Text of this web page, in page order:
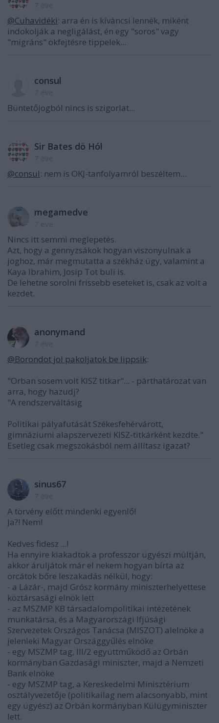
@Cuhavidéki: arra én is kíváncsi lennék, miként
indokolják a negligálást, én egy "soros" vagy
"migráns" okfejtésre tippelek...
consul
Büntetőjogból nincs is szigorlat...
Sir Bates dö Hól
@consul: nem is OKJ-tanfolyamról beszéltem...
megamedve
Nincs itt semmi meglepetés.
Azt, hogy a gennyzsákok hogyan viszonyulnak a
joghoz, már megmutatta a székház ügy, valamint a
Kaya Ibrahim, Josip Tot buli is.
De lehetne sorolni frissebb eseteket is, csak az volt a
kezdet.
anonymand
@Borondot jol pakoljatok be lippsik:
"Orban sosem volt KISZ titkar"... - párthatározat van
arra, hogy hazudj?
"A rendszerváltásig
Politikai pályafutását Székesfehérvárott,
gimnáziumi alapszervezeti KISZ-titkárként kezdte."
Esetleg csak megszokásból nem állítasz igazat?
sinus67
A törvény előtt mindenki egyenlő!
Ja?! Nem!
Kedves fidesz ...!
Ha ennyire kiakadtok a professzor ügyészi múltján,
akkor áruljátok már el nekem hogyan bírta az
orcátok bőre leszakadás nélkül, hogy:
- a Lázár-, majd Grósz kormány miniszterhelyettese
köztársasági elnök lett
- az MSZMP KB társadalompolitikai intézetének
munkatársa, és a Magyarországi Ifjúsági
Szervezetek Országos Tanácsa (MISZOT) alelnöke a
jelenleki Magyar Országgyűlés elnöke
- egy MSZMP tag, III/2 együttműködő az Orbán
kormányban Gazdasági miniszter, majd a Nemzeti
Bank elnöke
- egy MSZMP tag, a Kereskedelmi Minisztérium
osztályvezetője (politikailag nem alacsonyabb, mint
egy ügyész) az Orbán kormányban Külügyminiszter
lett.